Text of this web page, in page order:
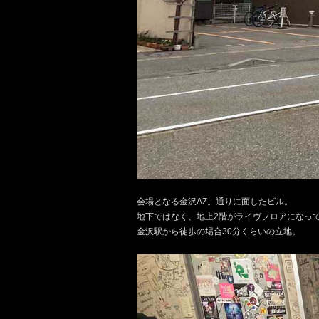
会場となる金沢AZ。通りに面したビル。
地下ではなく、地上2階がライヴフロアになっ
金沢駅から徒歩の場合30分くらいの立地。